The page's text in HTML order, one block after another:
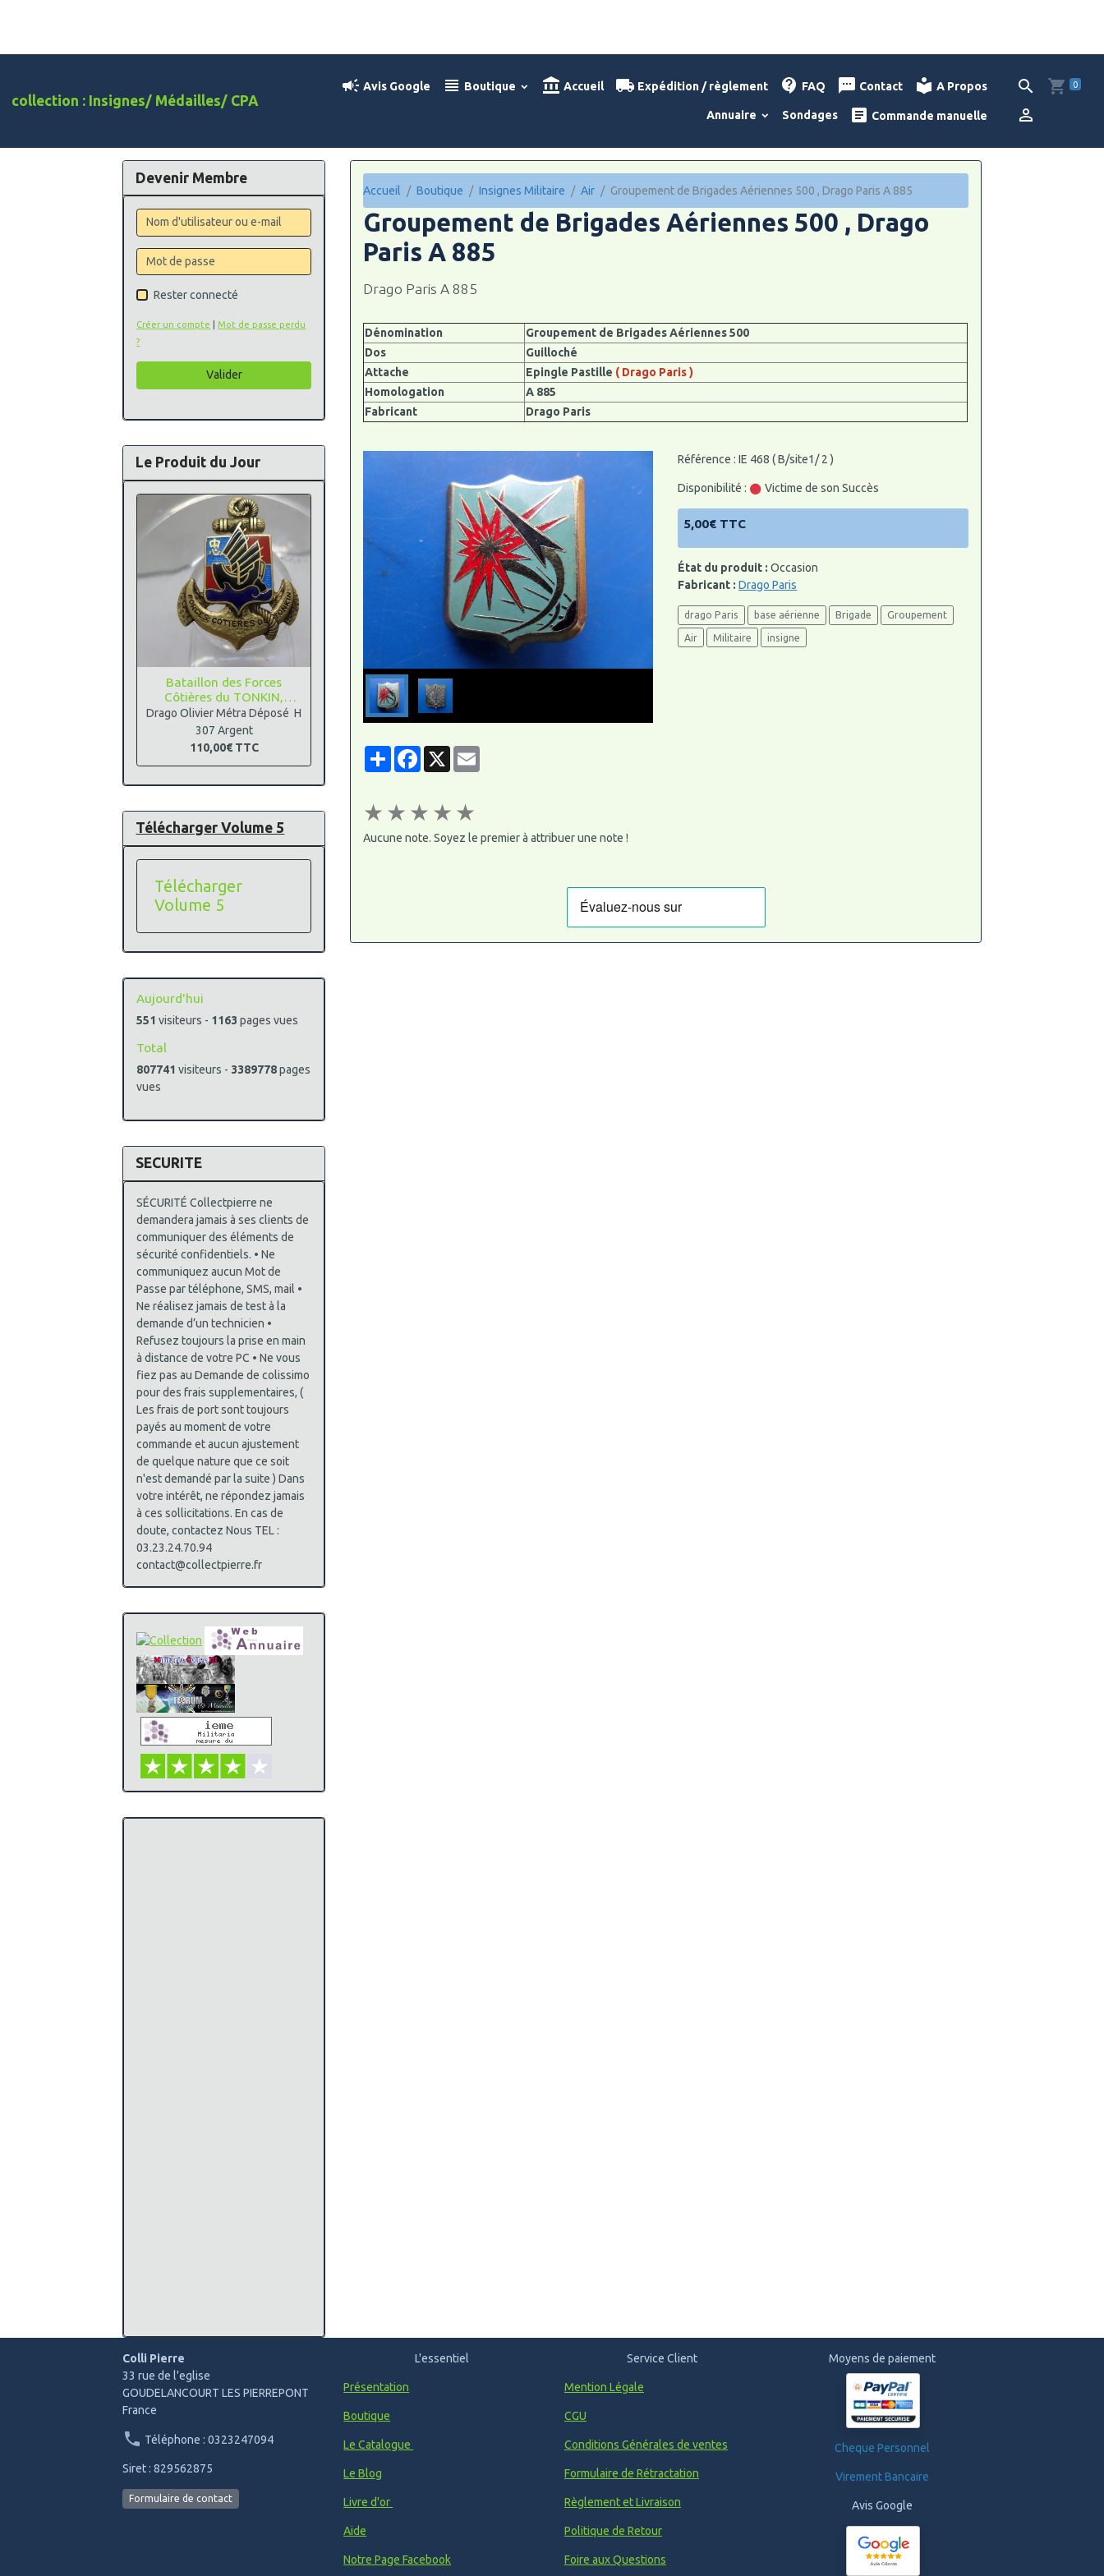
collection : Insignes/ Médailles/ CPA
Avis Google Boutique Accueil Expédition / règlement FAQ Contact A Propos
Annuaire Sondages Commande manuelle
0
Accueil Boutique Insignes Militaire Air Groupement de Brigades Aériennes 500 , Drago Paris A 885
Groupement de Brigades Aériennes 500 , Drago
Paris A 885
Drago Paris A 885
Dénomination
Groupement de Brigades Aériennes 500
Dos
Guilloché
Attache
Epingle Pastille ( Drago Paris )
Homologation
A 885
Fabricant
Drago Paris
Référence : IE 468 ( B/site1/ 2 )
Disponibilité : Victime de son Succès
5,00€ TTC
État du produit : Occasion
Fabricant : Drago Paris
drago Paris base aérienne Brigade Groupement
Air Militaire insigne
PartagerFacebook
X Email
★ ★ ★ ★ ★
Aucune note. Soyez le premier à attribuer une note !
Devenir Membre
Rester connecté
Créer un compte
Mot de passe perdu
?
Valider
Le Produit du Jour
Bataillon des Forces
Côtières du TONKIN,
Argent
Drago Olivier Métra Déposé H
307 Argent
110,00€ TTC
Télécharger Volume 5
Télécharger
Volume 5
Aujourd'hui
551 visiteurs - 1163 pages vues
Total
807741 visiteurs - 3389778pages
vues
SECURITE
SÉCURITÉ Collectpierre ne
demandera jamais à ses clients de
communiquer des éléments de
sécurité confidentiels. • Ne
communiquez aucun Mot de
Passe par téléphone, SMS, mail •
Ne réalisez jamais de test à la
demande d’un technicien •
Refusez toujours la prise en main
à distance de votre PC • Ne vous
fiez pas au Demande de colissimo
pour des frais supplementaires, (
Les frais de port sont toujours
payés au moment de votre
commande et aucun ajustement
de quelque nature que ce soit
n'est demandé par la suite ) Dans
votre intérêt, ne répondez jamais
à ces sollicitations. En cas de
doute, contactez Nous TEL :
03.23.24.70.94
contact@collectpierre.fr
Colli Pierre
33 rue de l'eglise
GOUDELANCOURT LES PIERREPONT
France
Téléphone : 0323247094
Siret : 829562875
Formulaire de contact
L'essentiel
Présentation
Boutique
Le Catalogue
Le Blog
Livre d'or
Aide
Notre Page Facebook
Service Client
Mention Légale
CGU
Conditions Générales de ventes
Formulaire de Rétractation
Règlement et Livraison
Politique de Retour
Foire aux Questions
Moyens de paiement
Cheque Personnel
Virement Bancaire
Avis Google